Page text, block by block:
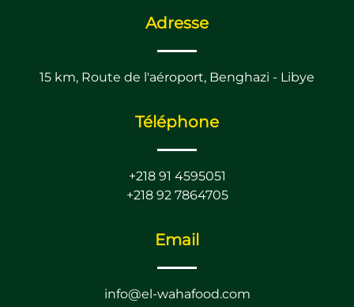
Adresse
15 km, Route de l'aéroport, Benghazi - Libye
Téléphone
+218 91 4595051
+218 92 7864705
Email
info@el-wahafood.com